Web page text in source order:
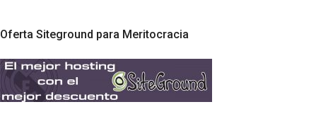
Oferta Siteground para Meritocracia